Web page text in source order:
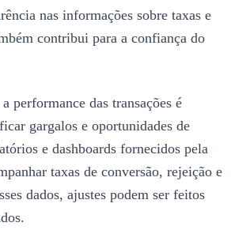
nas informações sobre taxas e
contribui para a confiança do
performance das transações é
gargalos e oportunidades de
e dashboards fornecidos pela
taxas de conversão, rejeição e
dados, ajustes podem ser feitos